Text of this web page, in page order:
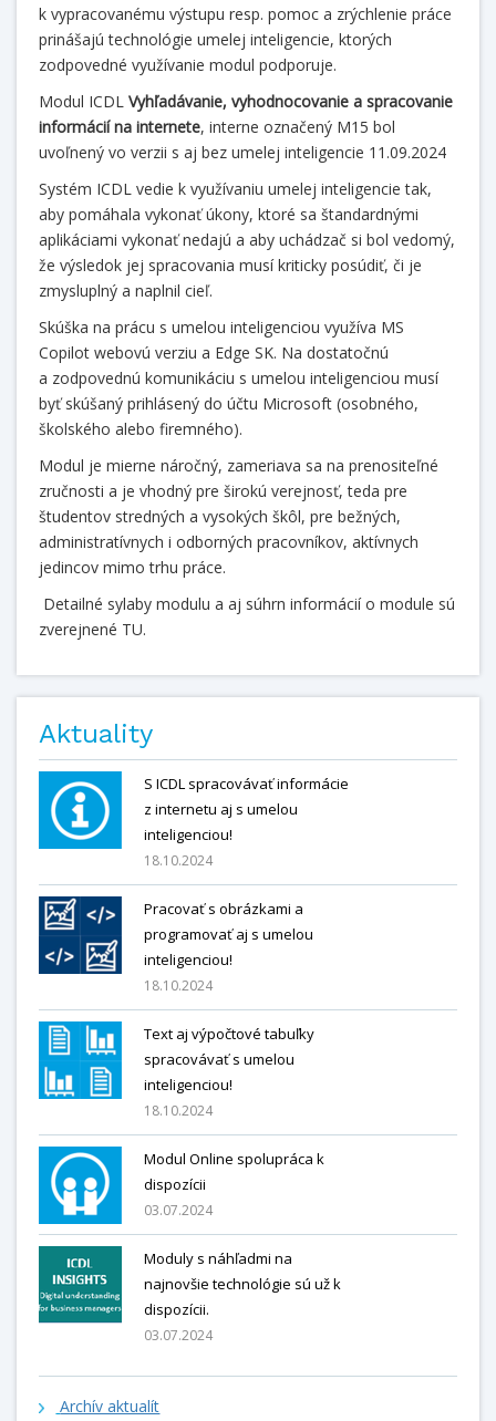
k vypracovanému výstupu resp. pomoc a zrýchlenie práce
prinášajú technológie umelej inteligencie, ktorých
zodpovedné využívanie modul podporuje.
Modul ICDL Vyhľadávanie, vyhodnocovanie a spracovanie
informácií na internete, interne označený M15 bol
uvoľnený vo verzii s aj bez umelej inteligencie 11.09.2024
Systém ICDL vedie k využívaniu umelej inteligencie tak,
aby pomáhala vykonať úkony, ktoré sa štandardnými
aplikáciami vykonať nedajú a aby uchádzač si bol vedomý,
že výsledok jej spracovania musí kriticky posúdiť, či je
zmysluplný a naplnil cieľ.
Skúška na prácu s umelou inteligenciou využíva MS
Copilot webovú verziu a Edge SK. Na dostatočnú
a zodpovednú komunikáciu s umelou inteligenciou musí
byť skúšaný prihlásený do účtu Microsoft (osobného,
školského alebo firemného).
Modul je mierne náročný, zameriava sa na prenositeľné
zručnosti a je vhodný pre širokú verejnosť, teda pre
študentov stredných a vysokých škôl, pre bežných,
administratívnych i odborných pracovníkov, aktívnych
jedincov mimo trhu práce.
Detailné sylaby modulu a aj súhrn informácií o module sú
zverejnené TU.
Aktuality
S ICDL spracovávať informácie
z internetu aj s umelou
inteligenciou!
18.10.2024
Pracovať s obrázkami a
programovať aj s umelou
inteligenciou!
18.10.2024
Text aj výpočtové tabuľky
spracovávať s umelou
inteligenciou!
18.10.2024
Modul Online spolupráca k
dispozícii
03.07.2024
Moduly s náhľadmi na
najnovšie technológie sú už k
dispozícii.
03.07.2024
Archív aktualít